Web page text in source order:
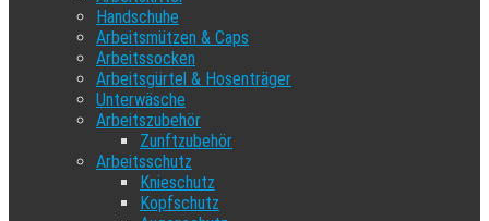
Handschuhe
Arbeitsmützen & Caps
Arbeitssocken
Arbeitsgürtel & Hosenträger
Unterwäsche
Arbeitszubehör
Zunftzubehör
Arbeitsschutz
Knieschutz
Kopfschutz